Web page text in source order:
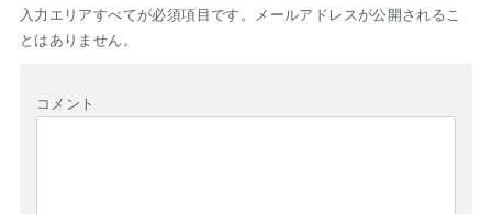
入力エリアすべてが必須項目です。メールアドレスが公開されるこ
とはありません。
コメント